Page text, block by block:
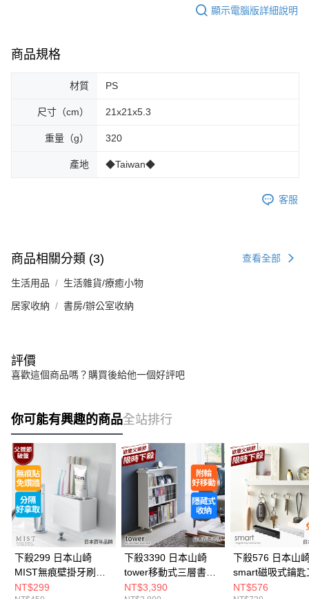
顯示電腦版詳細說明
商品規格
材質 PS
尺寸（cm） 21x21x5.3
重量（g） 320
產地 ◆Taiwan◆
客服
商品相關分類 (3) 查看全部
生活用品 生活雜貨/療癒小物
居家收納 書房/辦公室收納
評價
喜歡這個商品嗎？購買後給他一個好評吧
你可能有興趣的商品全站排行
下殺299 日本山崎
MIST無痕壁掛牙刷架/
牙刷收納架/無痕貼收
NT$299
下殺3390 日本山崎
tower移動式三層書架
(白)/移動式書架/書架/
NT$3,390
下殺576 日本山
smart磁吸式鑰匙
架(白)/門後掛勾/
NT$576